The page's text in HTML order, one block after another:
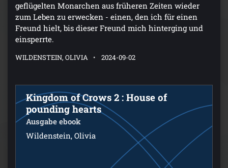
geflügelten Monarchen aus früheren Zeiten wieder
zum Leben zu erwecken - einen, den ich für einen
Freund hielt, bis dieser Freund mich hinterging und
einsperrte.
WILDENSTEIN, OLIVIA 2024-09-02
Kingdom of Crows 2 : House of
pounding hearts
Ausgabe ebook
Wildenstein, Olivia